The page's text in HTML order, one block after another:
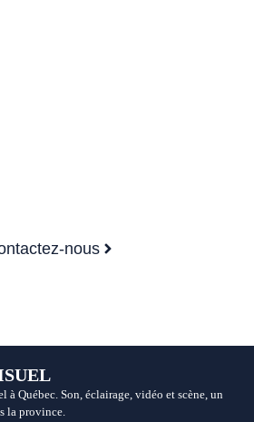
nous
à Québec. Son, éclairage, vidéo et scène, un
la province.